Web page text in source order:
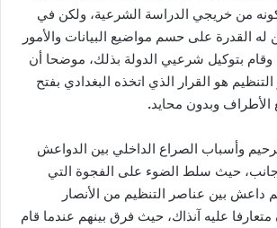
من خريجي الدراسة الشرعية، ولكن في
له القدرة على حسم مواضيع البيانات والأمور
بتوكيل شرعيي الدولة بذلك، موضحا أن
هو القرار الذي اتخذه البغدادي بفتح
وبدون محايد.
وأسباب الصراع الداخلي بين الدواعش
حيث سلط الضوء على الفجوة التي
داعش بين عناصر التنظيم من الأنصار
متعارفا عليه آنذاك، حيث فرق بينهم عندما قام